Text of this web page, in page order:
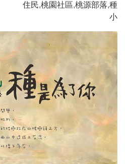
住民,桃園社區,桃源部落,種
小